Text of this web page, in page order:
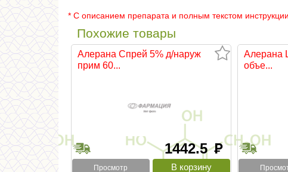
* С описанием препарата и полным текстом
Похожие товары
Алерана Спрей 5% д/наруж
прим 60...
1442.5руб
Просмотр
Алерана
объе...